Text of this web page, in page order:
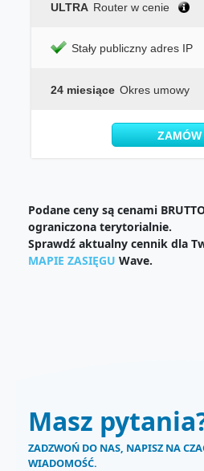
ULTRA Router w cenie
Stały publiczny adres IP
24 miesiące Okres umowy
ZAMÓW
Podane ceny są cenami
ograniczona terytorialnie.
Sprawdź aktualny cennik dla
MAPIE ZASIĘGU Wave.
Masz
ZADZWOŃ DO NAS, NAPISZ NA
WIADOMOŚĆ.